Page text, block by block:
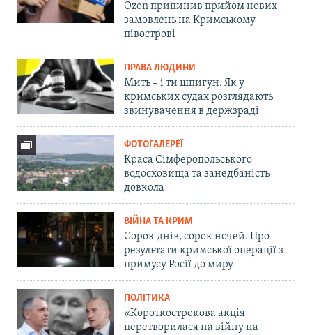
Ozon припинив прийом нових
замовлень на Кримському
півострові
ПРАВА ЛЮДИНИ
Мить – і ти шпигун. Як у
кримських судах розглядають
звинувачення в держзраді
ФОТОГАЛЕРЕЇ
Краса Сімферопольського
водосховища та занедбаність
довкола
ВІЙНА ТА КРИМ
Сорок днів, сорок ночей. Про
результати кримської операції з
примусу Росії до миру
ПОЛІТИКА
«Короткострокова акція
перетворилася на війну на